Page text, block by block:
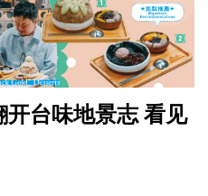
台味地景志 看见